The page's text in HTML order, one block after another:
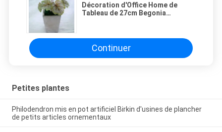
Décoration d'Office Home de
Tableau de 27cm Begonia
Continuer
Petites plantes
Philodendron mis en pot artificiel Birkin d'usines de plancher
de petits articles ornementaux